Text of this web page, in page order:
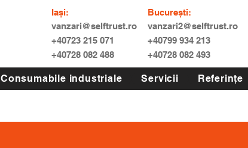
Iași:
vanzari@selftrust.ro
+40723 215 071
+40728 082 488
București:
vanzari2@selftrust.ro
+40799 934 213
+40728 082 493
Consumabile industriale Servicii Referințe